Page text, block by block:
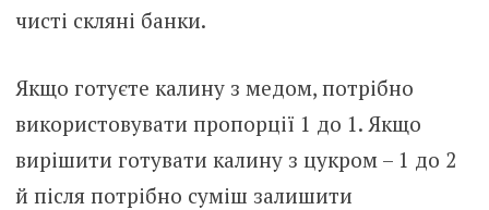
чисті скляні банки.
Якщо готуєте калину з медом, потрібно
використовувати пропорції 1 до 1. Якщо
вирішити готувати калину з цукром – 1 до 2
й після потрібно суміш залишити